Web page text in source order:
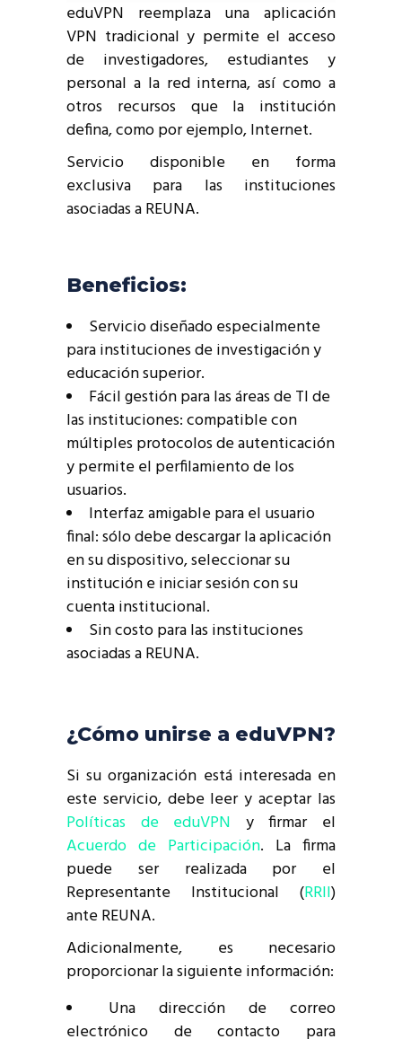
eduVPN reemplaza una aplicación
VPN tradicional y permite el acceso
de investigadores, estudiantes y
personal a la red interna, así como a
otros recursos que la institución
defina, como por ejemplo, Internet.
Servicio disponible en forma
exclusiva para las instituciones
asociadas a REUNA.
Beneficios:
Servicio diseñado especialmente
para instituciones de investigación y
educación superior.
Fácil gestión para las áreas de TI de
las instituciones: compatible con
múltiples protocolos de autenticación
y permite el perfilamiento de los
usuarios.
Interfaz amigable para el usuario
final: sólo debe descargar la aplicación
en su dispositivo, seleccionar su
institución e iniciar sesión con su
cuenta institucional.
Sin costo para las instituciones
asociadas a REUNA.
¿Cómo unirse a eduVPN?
Si su organización está interesada en
este servicio, debe leer y aceptar las
Políticas de eduVPN y firmar el
Acuerdo de Participación. La firma
puede ser realizada por el
Representante Institucional (RRII)
ante REUNA.
Adicionalmente, es necesario
proporcionar la siguiente información:
Una dirección de correo
electrónico de contacto para